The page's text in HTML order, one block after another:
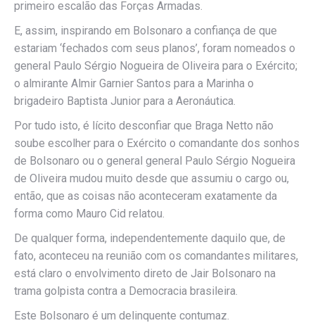
primeiro escalão das Forças Armadas.
E, assim, inspirando em Bolsonaro a confiança de que
estariam ‘fechados com seus planos’, foram nomeados o
general Paulo Sérgio Nogueira de Oliveira para o Exército;
o almirante Almir Garnier Santos para a Marinha o
brigadeiro Baptista Junior para a Aeronáutica.
Por tudo isto, é lícito desconfiar que Braga Netto não
soube escolher para o Exército o comandante dos sonhos
de Bolsonaro ou o general general Paulo Sérgio Nogueira
de Oliveira mudou muito desde que assumiu o cargo ou,
então, que as coisas não aconteceram exatamente da
forma como Mauro Cid relatou.
De qualquer forma, independentemente daquilo que, de
fato, aconteceu na reunião com os comandantes militares,
está claro o envolvimento direto de Jair Bolsonaro na
trama golpista contra a Democracia brasileira.
Este Bolsonaro é um delinquente contumaz.